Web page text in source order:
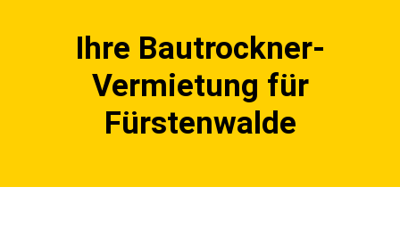
Ihre Bautrockner-
Vermietung für
Fürstenwalde